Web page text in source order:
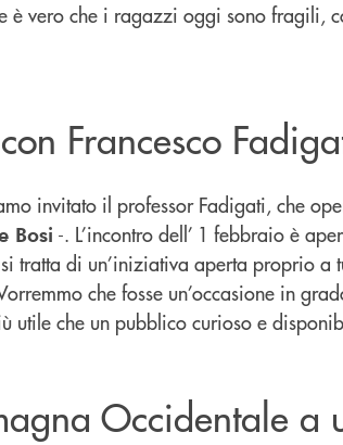
vero che i ragazzi oggi sono fragili,
Francesco
invitato il professor Fadigati, che
Bosi -. L’incontro dell’ 1 febbraio è
tratta di un’iniziativa aperta proprio
che fosse un’occasione in
utile che un pubblico curioso e
Occidentale